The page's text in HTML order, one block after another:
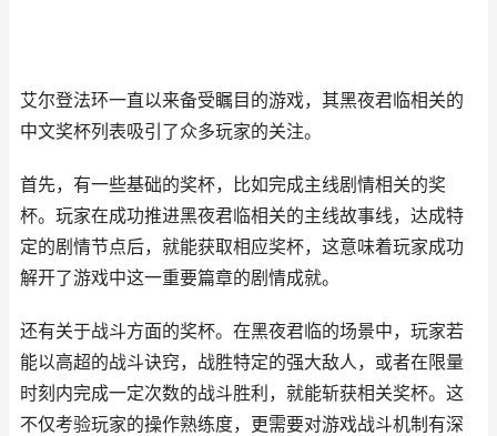
艾尔登法环一直以来备受瞩目的游戏，其黑夜君临相关的
中文奖杯列表吸引了众多玩家的关注。
首先，有一些基础的奖杯，比如完成主线剧情相关的奖
杯。玩家在成功推进黑夜君临相关的主线故事线，达成特
定的剧情节点后，就能获取相应奖杯，这意味着玩家成功
解开了游戏中这一重要篇章的剧情成就。
还有关于战斗方面的奖杯。在黑夜君临的场景中，玩家若
能以高超的战斗诀窍，战胜特定的强大敌人，或者在限量
时刻内完成一定次数的战斗胜利，就能斩获相关奖杯。这
不仅考验玩家的操作熟练度，更需要对游戏战斗机制有深